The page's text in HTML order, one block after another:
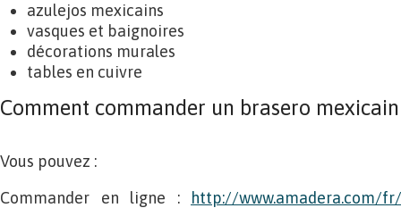
azulejos mexicains
vasques et baignoires
décorations murales
tables en cuivre
Comment commander un brasero
Vous pouvez :
Commander en ligne :
http://www.amadera.com/fr/